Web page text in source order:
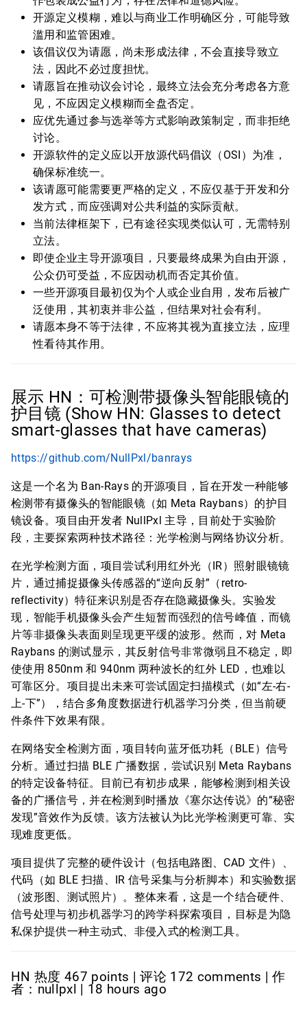
开源定义模糊，难以与商业工作明确区分，可能导致
滥用和监管困难。
该倡议仅为请愿，尚未形成法律，不会直接导致立
法，因此不必过度担忧。
请愿旨在推动议会讨论，最终立法会充分考虑各方意
见，不应因定义模糊而全盘否定。
应优先通过参与选举等方式影响政策制定，而非拒绝
讨论。
开源软件的定义应以开放源代码倡议（OSI）为准，
确保标准统一。
该请愿可能需要更严格的定义，不应仅基于开发和分
发方式，而应强调对公共利益的实际贡献。
当前法律框架下，已有途径实现类似认可，无需特别
立法。
即使企业主导开源项目，只要最终成果为自由开源，
公众仍可受益，不应因动机而否定其价值。
一些开源项目最初仅为个人或企业自用，发布后被广
泛使用，其初衷并非公益，但结果对社会有利。
请愿本身不等于法律，不应将其视为直接立法，应理
性看待其作用。
展示 HN：可检测带摄像头智能眼镜的
护目镜 (Show HN: Glasses to detect
smart-glasses that have cameras)
https://github.com/NullPxl/banrays
这是一个名为 Ban-Rays 的开源项目，旨在开发一种能够
检测带有摄像头的智能眼镜（如 Meta Raybans）的护目
镜设备。项目由开发者 NullPxl 主导，目前处于实验阶
段，主要探索两种技术路径：光学检测与网络协议分析。
在光学检测方面，项目尝试利用红外光（IR）照射眼镜镜
片，通过捕捉摄像头传感器的“逆向反射”（retro-
reflectivity）特征来识别是否存在隐藏摄像头。实验发
现，智能手机摄像头会产生短暂而强烈的信号峰值，而镜
片等非摄像头表面则呈现更平缓的波形。然而，对 Meta
Raybans 的测试显示，其反射信号非常微弱且不稳定，即
使使用 850nm 和 940nm 两种波长的红外 LED，也难以
可靠区分。项目提出未来可尝试固定扫描模式（如“左-右-
上-下”），结合多角度数据进行机器学习分类，但当前硬
件条件下效果有限。
在网络安全检测方面，项目转向蓝牙低功耗（BLE）信号
分析。通过扫描 BLE 广播数据，尝试识别 Meta Raybans
的特定设备特征。目前已有初步成果，能够检测到相关设
备的广播信号，并在检测到时播放《塞尔达传说》的“秘密
发现”音效作为反馈。该方法被认为比光学检测更可靠、实
现难度更低。
项目提供了完整的硬件设计（包括电路图、CAD 文件）、
代码（如 BLE 扫描、IR 信号采集与分析脚本）和实验数据
（波形图、测试照片）。整体来看，这是一个结合硬件、
信号处理与初步机器学习的跨学科探索项目，目标是为隐
私保护提供一种主动式、非侵入式的检测工具。
HN 热度 467 points | 评论 172 comments | 作
者：nullpxl | 18 hours ago